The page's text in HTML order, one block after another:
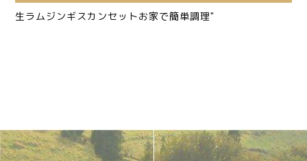
生ラムジンギスカンセットお家で簡単調理"